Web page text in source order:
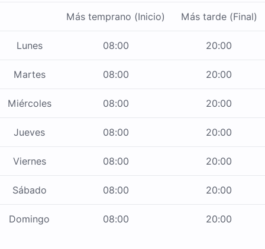
Más temprano (Inicio) Más tarde (Final)
Lunes 08:00 20:00
Martes 08:00 20:00
Miércoles 08:00 20:00
Jueves 08:00 20:00
Viernes 08:00 20:00
Sábado 08:00 20:00
Domingo 08:00 20:00